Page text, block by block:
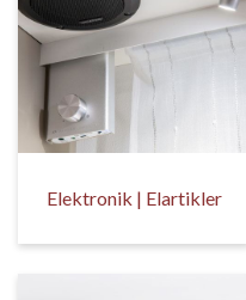
Elektronik | Elartikler